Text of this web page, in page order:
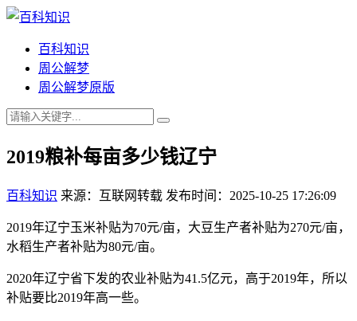
百科知识
周公解梦
周公解梦原版
2019粮补每亩多少钱辽宁
百科知识 来源：互联网转载 发布时间：2025-10-25 17:26:09
2019年辽宁玉米补贴为70元/亩，大豆生产者补贴为270元/亩，
水稻生产者补贴为80元/亩。
2020年辽宁省下发的农业补贴为41.5亿元，高于2019年，所以
补贴要比2019年高一些。